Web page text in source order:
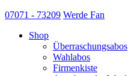
07071 - 73209 Werde Fan
Shop
Überraschungsabos
Wahlabos
Firmenkiste